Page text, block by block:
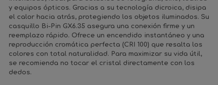
y equipos ópticos. Gracias a su tecnología dicroica, disipa
el calor hacia atrás, protegiendo los objetos iluminados. Su
casquillo Bi-Pin GX6.35 asegura una conexión firme y un
reemplazo rápido. Ofrece un encendido instantáneo y una
reproducción cromática perfecta (CRI 100) que resalta los
colores con total naturalidad. Para maximizar su vida útil,
se recomienda no tocar el cristal directamente con los
dedos.